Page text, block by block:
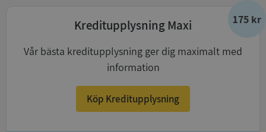
175 kr
Kreditupplysning Maxi
Vår bästa kreditupplysning ger dig maximalt med
information
Köp Kreditupplysning